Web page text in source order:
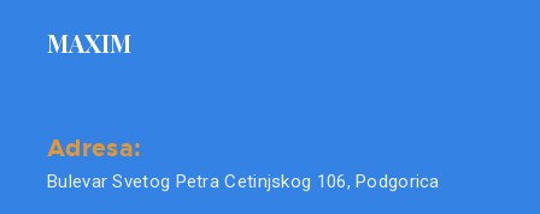
MAXIM
Adresa:
Bulevar Svetog Petra Cetinjskog 106, Podgorica